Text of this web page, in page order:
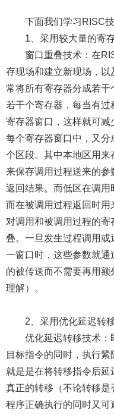
下面我们学习RISC
1、采用较大量的寄
窗口重叠技术：在
存现场和建立新现场，以
常将所有寄存器分成若
若干个寄存器，每当有
寄存器窗口，这样就可
每个寄存器窗口中，又
个区段。其中本地区用来
来保存调用过程送来的
返回结果。而低区在调用
而在被调用过程返回时
对调用和被调用过程的
叠。一旦发生过程调用
一窗口时，这些参数就
的被传送而不需要再用
理解）。
2、采用优化延迟转
优化延迟转移技术：
目标指令的同时，执行
就是是在将转移指令后
真正的转移（不论转移
程序正确执行的同时又可